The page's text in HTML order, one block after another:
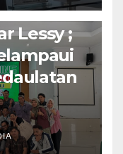
Ketua
Lessy ;